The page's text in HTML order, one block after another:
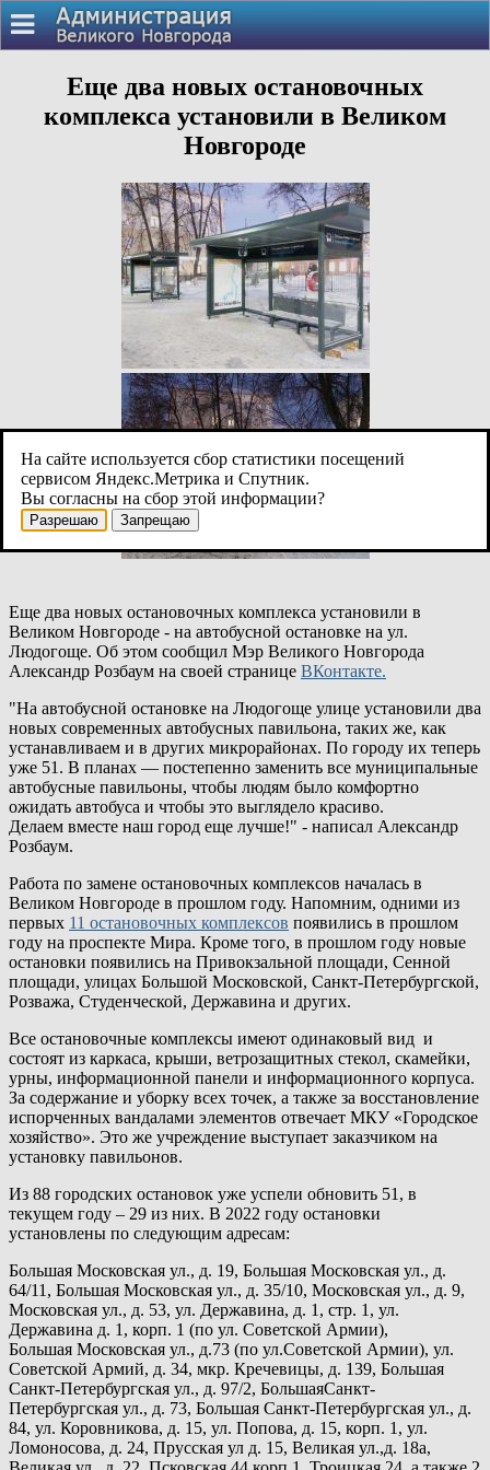
Еще два новых остановочных
комплекса установили в Великом
Новгороде
Еще два новых остановочных комплекса установили в
Великом Новгороде - на автобусной остановке на ул.
Людогоще. Об этом сообщил Мэр Великого Новгорода
Александр Розбаум на своей странице ВКонтакте.
"На автобусной остановке на Людогоще улице установили два
новых современных автобусных павильона, таких же, как
устанавливаем и в других микрорайонах. По городу их теперь
уже 51. В планах — постепенно заменить все муниципальные
автобусные павильоны, чтобы людям было комфортно
ожидать автобуса и чтобы это выглядело красиво.
Делаем вместе наш город еще лучше!" - написал Александр
Розбаум.
Работа по замене остановочных комплексов началась в
Великом Новгороде в прошлом году. Напомним, одними из
первых 11 остановочных комплексов появились в прошлом
году на проспекте Мира. Кроме того, в прошлом году новые
остановки появились на Привокзальной площади, Сенной
площади, улицах Большой Московской, Санкт-Петербургской,
Розважа, Студенческой, Державина и других.
Все остановочные комплексы имеют одинаковый вид и
состоят из каркаса, крыши, ветрозащитных стекол, скамейки,
урны, информационной панели и информационного корпуса.
За содержание и уборку всех точек, а также за восстановление
испорченных вандалами элементов отвечает МКУ «Городское
хозяйство». Это же учреждение выступает заказчиком на
установку павильонов.
Из 88 городских остановок уже успели обновить 51, в
текущем году – 29 из них. В 2022 году остановки
установлены по следующим адресам:
Большая Московская ул., д. 19, Большая Московская ул., д.
64/11, Большая Московская ул., д. 35/10, Московская ул., д. 9,
Московская ул., д. 53, ул. Державина, д. 1, стр. 1, ул.
Державина д. 1, корп. 1 (по ул. Советской Армии),
Большая Московская ул., д.73 (по ул.Советской Армии), ул.
Советской Армий, д. 34, мкр. Кречевицы, д. 139, Большая
Санкт-Петербургская ул., д. 97/2, БольшаяСанкт-
Петербургская ул., д. 73, Большая Санкт-Петербургская ул., д.
84, ул. Коровникова, д. 15, ул. Попова, д. 15, корп. 1, ул.
Ломоносова, д. 24, Прусская ул д. 15, Великая ул.,д. 18а,
На сайте используется сбор статистики посещений
сервисом Яндекс.Метрика и Спутник.
Вы согласны на сбор этой информации?
Разрешаю Запрещаю